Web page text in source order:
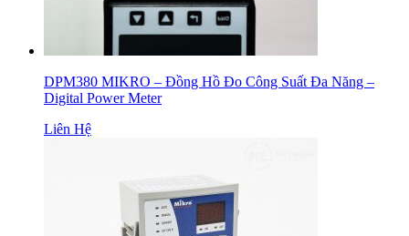
DPM380 MIKRO – Đồng Hồ Đo Công Suất Đa Năng –
Digital Power Meter
Liên Hệ